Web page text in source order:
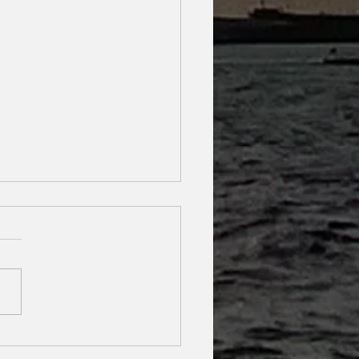
für Touristen
zu können, dass
also Touristen, wieder